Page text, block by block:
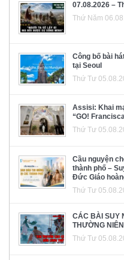
07.08.2026 –
Thứ Năm
Công bố bài
tại Seoul
Thứ Tư
Assisi: Khai
“GO!
Thứ Tư
Cầu nguyện
thành phố –
Đức Giáo
Thứ Tư
CÁC BÀI SUY
THƯỜNG
Thứ Tư